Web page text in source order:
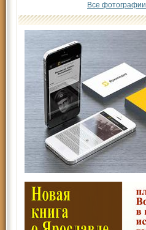
Все фотографии